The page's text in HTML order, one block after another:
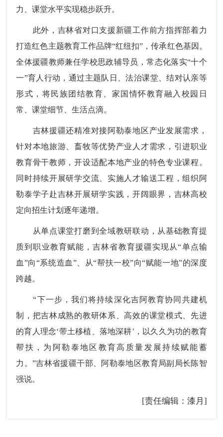
力、课堂水平实现稳步跃升。
此外，吉林省对口支援新疆工作前方指挥部着力
打造红色主题教育工作品牌“红纽扣”，传承红色基因。
全体援疆教师兼任学校思政辅导员，常态化落实“十个
一”育人行动，通过主题队日、法治课堂、结对认亲等
形式，将民族团结教育、家国情怀教育融入校园日
常、课堂细节、生活点滴。
吉林援疆还精准对接阿勒泰地区产业发展需求，
针对本地旅游、畜牧等优势产业人才需求，引进职业
教育骨干教师，开设适配本地产业的特色专业课程。
同时持续开展研学交流、实施人才输送工程，组织阿
勒泰学子赴吉林开展研学实践，开阔眼界，吉林高校
定向招生计划逐年递增。
从单点课堂打磨到全域教研联动，从基础教育提
质到职业教育赋能，吉林省教育援疆实现从“单点输
血”向“系统造血”、从“帮扶一校”向“赋能一地”的深度
跨越。
“下一步，我们将持续深化吉阿教育协同共建机
制，把吉林成熟的教研体系、高效的课堂模式、先进
的育人理念‘带土移植、落地深耕’，以久久为功的教育
帮扶，为阿勒泰地区教育高质量发展持续赋能蓄
力。”吉林省援疆干部、阿勒泰地区教育局副局长陈智
强说。
[责任编辑：漆月]